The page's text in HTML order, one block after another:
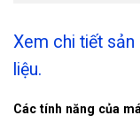
Xem chi tiết
liệu.
Các tính năng của